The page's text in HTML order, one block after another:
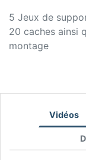
5 Jeux de
20 caches ainsi
montage
Vidéos